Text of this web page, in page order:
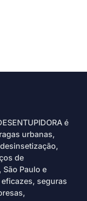
é
urbanas,
de
Paulo e
seguras